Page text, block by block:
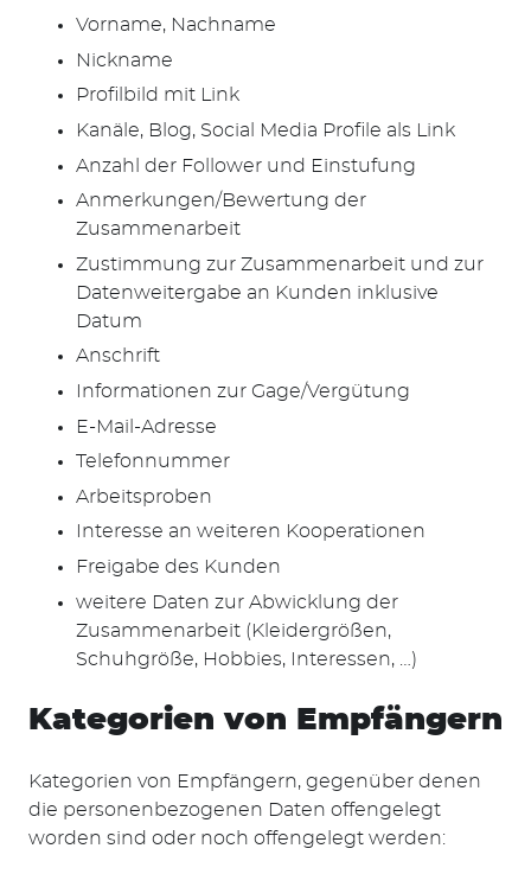
Suchen
nach:
Vorname, Nachname
Nickname
Profilbild mit Link
Kanäle, Blog, Social Media Profile als Link
Anzahl der Follower und Einstufung
Anmerkungen/Bewertung der
Zusammenarbeit
Zustimmung zur Zusammenarbeit und zur
Datenweitergabe an Kunden inklusive
Datum
Anschrift
Informationen zur Gage/Vergütung
E-Mail-Adresse
Telefonnummer
Arbeitsproben
Interesse an weiteren Kooperationen
Freigabe des Kunden
weitere Daten zur Abwicklung der
Zusammenarbeit (Kleidergrößen,
Schuhgröße, Hobbies, Interessen, …)
Kategorien von Empfängern
Kategorien von Empfängern, gegenüber denen
die personenbezogenen Daten offengelegt
worden sind oder noch offengelegt werden: